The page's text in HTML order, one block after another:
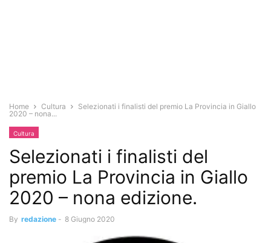
Home Cultura
Selezionati i finalisti del premio La Provincia in Giallo
2020 – nona...
Cultura
Selezionati i finalisti del
premio La Provincia in Giallo
2020 – nona edizione.
By redazione - 8 Giugno 2020